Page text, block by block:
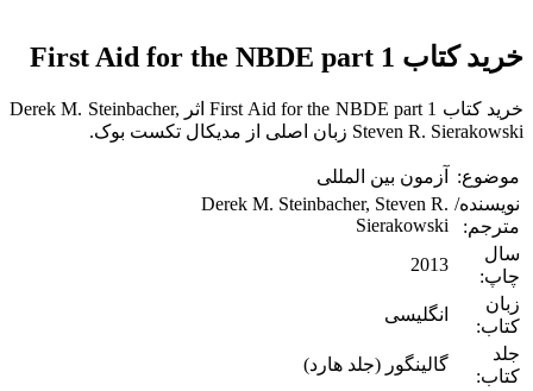
خرید کتاب First Aid for the NBDE part 1
خرید کتاب First Aid for the NBDE part 1 اثر Derek M. Steinbacher,
Steven R. Sierakowski زبان اصلی از مدیکال تکست بوک.
موضوع:
آزمون بین المللی
نویسنده/
مترجم:
Derek M. Steinbacher, Steven R.
Sierakowski
سال
چاپ:
2013
زبان
کتاب:
انگلیسی
جلد
کتاب:
گالینگور (جلد هارد)